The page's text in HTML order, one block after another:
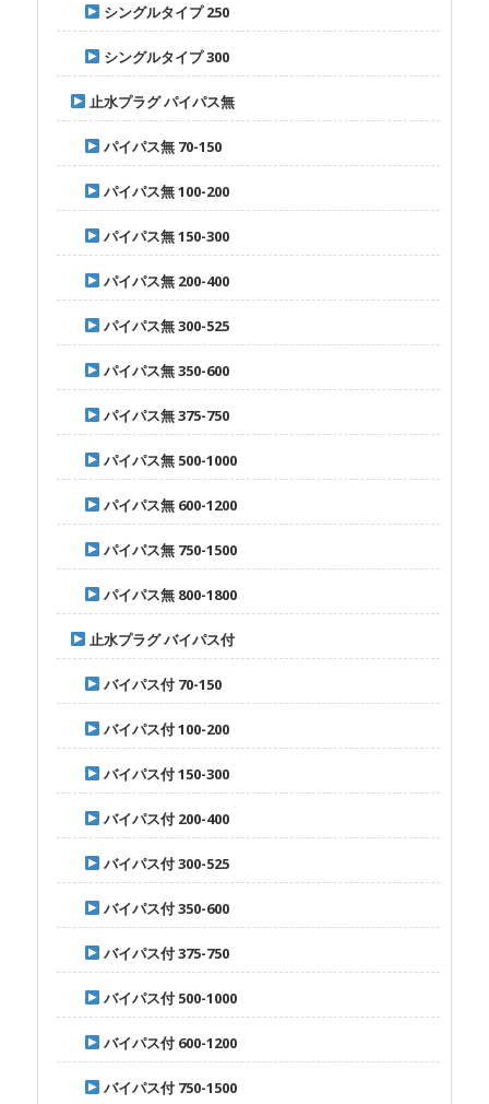
シングルタイプ 250
シングルタイプ 300
止水プラグ パイパス無
パイパス無 70-150
パイパス無 100-200
パイパス無 150-300
パイパス無 200-400
パイパス無 300-525
パイパス無 350-600
パイパス無 375-750
パイパス無 500-1000
パイパス無 600-1200
パイパス無 750-1500
パイパス無 800-1800
止水プラグ バイパス付
バイパス付 70-150
バイパス付 100-200
バイパス付 150-300
バイパス付 200-400
バイパス付 300-525
バイパス付 350-600
バイパス付 375-750
バイパス付 500-1000
バイパス付 600-1200
バイパス付 750-1500